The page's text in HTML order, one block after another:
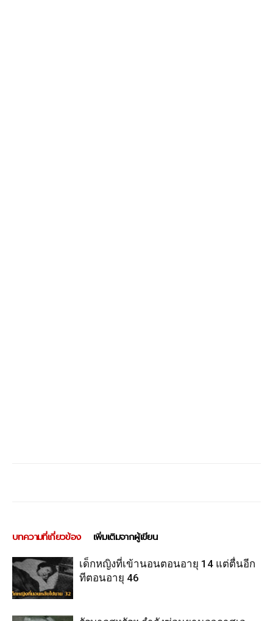
บทความที่เกี่ยวข้อง เพิ่มเติมจากผู้เขียน
เด็กหญิงที่เข้านอนตอนอายุ 14 แต่ตื่นอีก
ทีตอนอายุ 46